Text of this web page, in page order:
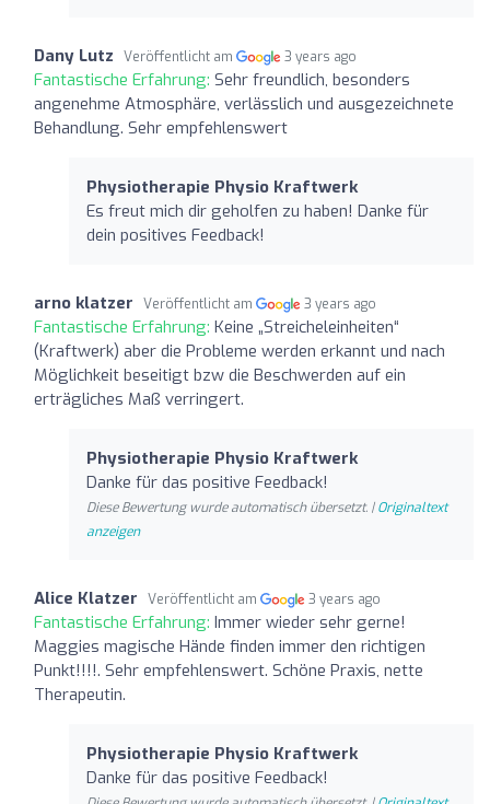
Dany Lutz Veröffentlicht am 3 years ago
Fantastische Erfahrung: Sehr freundlich, besonders
angenehme Atmosphäre, verlässlich und ausgezeichnete
Behandlung. Sehr empfehlenswert
Physiotherapie Physio Kraftwerk
Es freut mich dir geholfen zu haben! Danke für
dein positives Feedback!
arno klatzer Veröffentlicht am 3 years ago
Fantastische Erfahrung: Keine „Streicheleinheiten“
(Kraftwerk) aber die Probleme werden erkannt und nach
Möglichkeit beseitigt bzw die Beschwerden auf ein
erträgliches Maß verringert.
Physiotherapie Physio Kraftwerk
Danke für das positive Feedback!
Diese Bewertung wurde automatisch übersetzt. |Originaltext
anzeigen
Alice Klatzer Veröffentlicht am 3 years ago
Fantastische Erfahrung: Immer wieder sehr gerne!
Maggies magische Hände finden immer den richtigen
Punkt!!!!. Sehr empfehlenswert. Schöne Praxis, nette
Therapeutin.
Physiotherapie Physio Kraftwerk
Danke für das positive Feedback!